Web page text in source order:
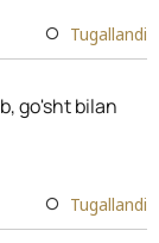
Tugallandi
go'sht bilan
Tugallandi